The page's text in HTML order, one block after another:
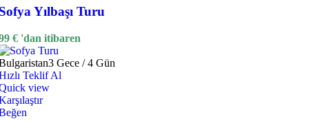
Yılbaşı Turu
€ 'dan itibaren
3 Gece / 4 Gün
Teklif Al
view